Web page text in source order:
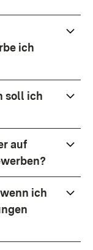
ich
soll ich
auf
ich